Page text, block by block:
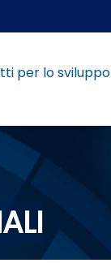
per lo sviluppo